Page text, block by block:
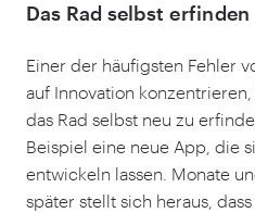
Das Rad selbst erfinden
Einer der häufigsten Fehler
auf Innovation konzentrieren,
das Rad selbst neu zu
Beispiel eine neue App, die
entwickeln lassen. Monate
später stellt sich heraus,